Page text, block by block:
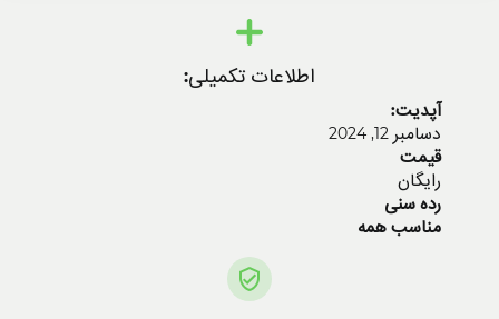
اطلاعات تکمیلی:
آپدیت:
دسامبر 12, 2024
قیمت
رایگان
رده سنی
مناسب همه